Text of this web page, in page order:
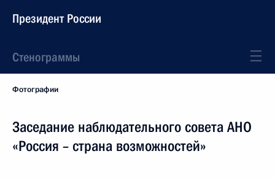
Президент России
Стенограммы
Фотографии
Заседание наблюдательного совета АНО
«Россия – страна возможностей»